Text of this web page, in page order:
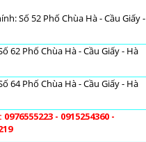
Số 52 Phố Chùa Hà - Cầu Giấy -
62 Phố Chùa Hà - Cầu Giấy - Hà
64 Phố Chùa Hà - Cầu Giấy - Hà
- 0915254360 -